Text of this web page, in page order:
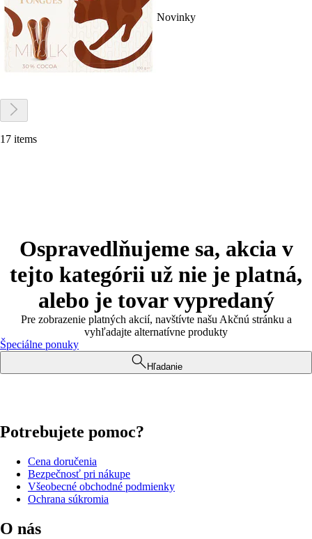
Novinky
17 items
Ospravedlňujeme sa, akcia v
tejto kategórii už nie je platná,
alebo je tovar vypredaný
Pre zobrazenie platných akcií, navštívte našu Akčnú stránku a
vyhľadajte alternatívne produkty
Špeciálne ponuky
Hľadanie
Potrebujete pomoc?
Cena doručenia
Bezpečnosť pri nákupe
Všeobecné obchodné podmienky
Ochrana súkromia
O nás